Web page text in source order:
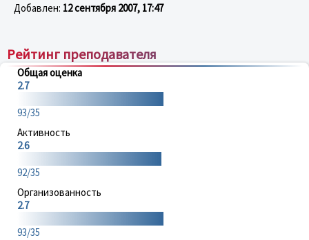
Добавлен: 12 сентября 2007, 17:47
Рейтинг преподавателя
Общая оценка
2.7
93/35
Активность
2.6
92/35
Организованность
2.7
93/35